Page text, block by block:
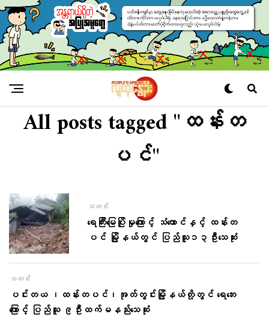
All posts tagged "ထန်းတ
ပင်"
သတင်း
ရေကြီးမြေပြိုမှုကြောင့် သံတောင်နှင့် ထန်းတ
ပင် မြို့နယ်တွင် ပြည်သူ၁၃ဦးသေဆုံး
သတင်း
ပင်းတယ ၊ထန်းတပင်၊အုတ်တွင်းမြို့နယ်တို့တွင် ရေဘေး
ကြောင့် ပြည်သူ ၉ဦးထက်မနည်းသေဆုံး